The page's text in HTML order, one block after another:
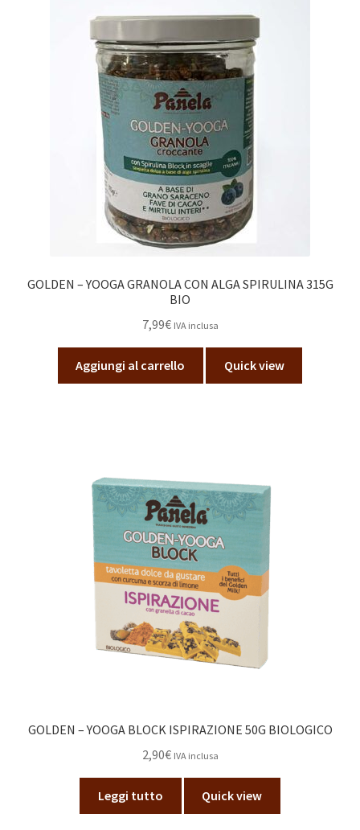
GOLDEN – YOOGA GRANOLA CON ALGA SPIRULINA 315G
BIO
7,99€ IVA inclusa
Aggiungi al carrello Quick view
GOLDEN – YOOGA BLOCK ISPIRAZIONE 50G BIOLOGICO
2,90€ IVA inclusa
Leggi tutto Quick view